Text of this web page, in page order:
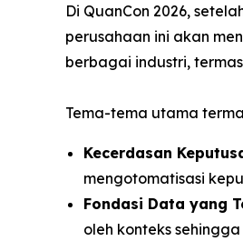
Di QuanCon 2026,
perusahaan ini akan
berbagai industri,
Tema-tema utama
Kecerdasan
mengotomatisasi
Fondasi Data yang
oleh konteks